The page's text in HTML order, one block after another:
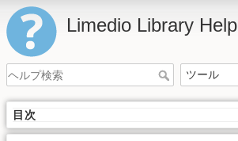
Limedio Library Help
目次